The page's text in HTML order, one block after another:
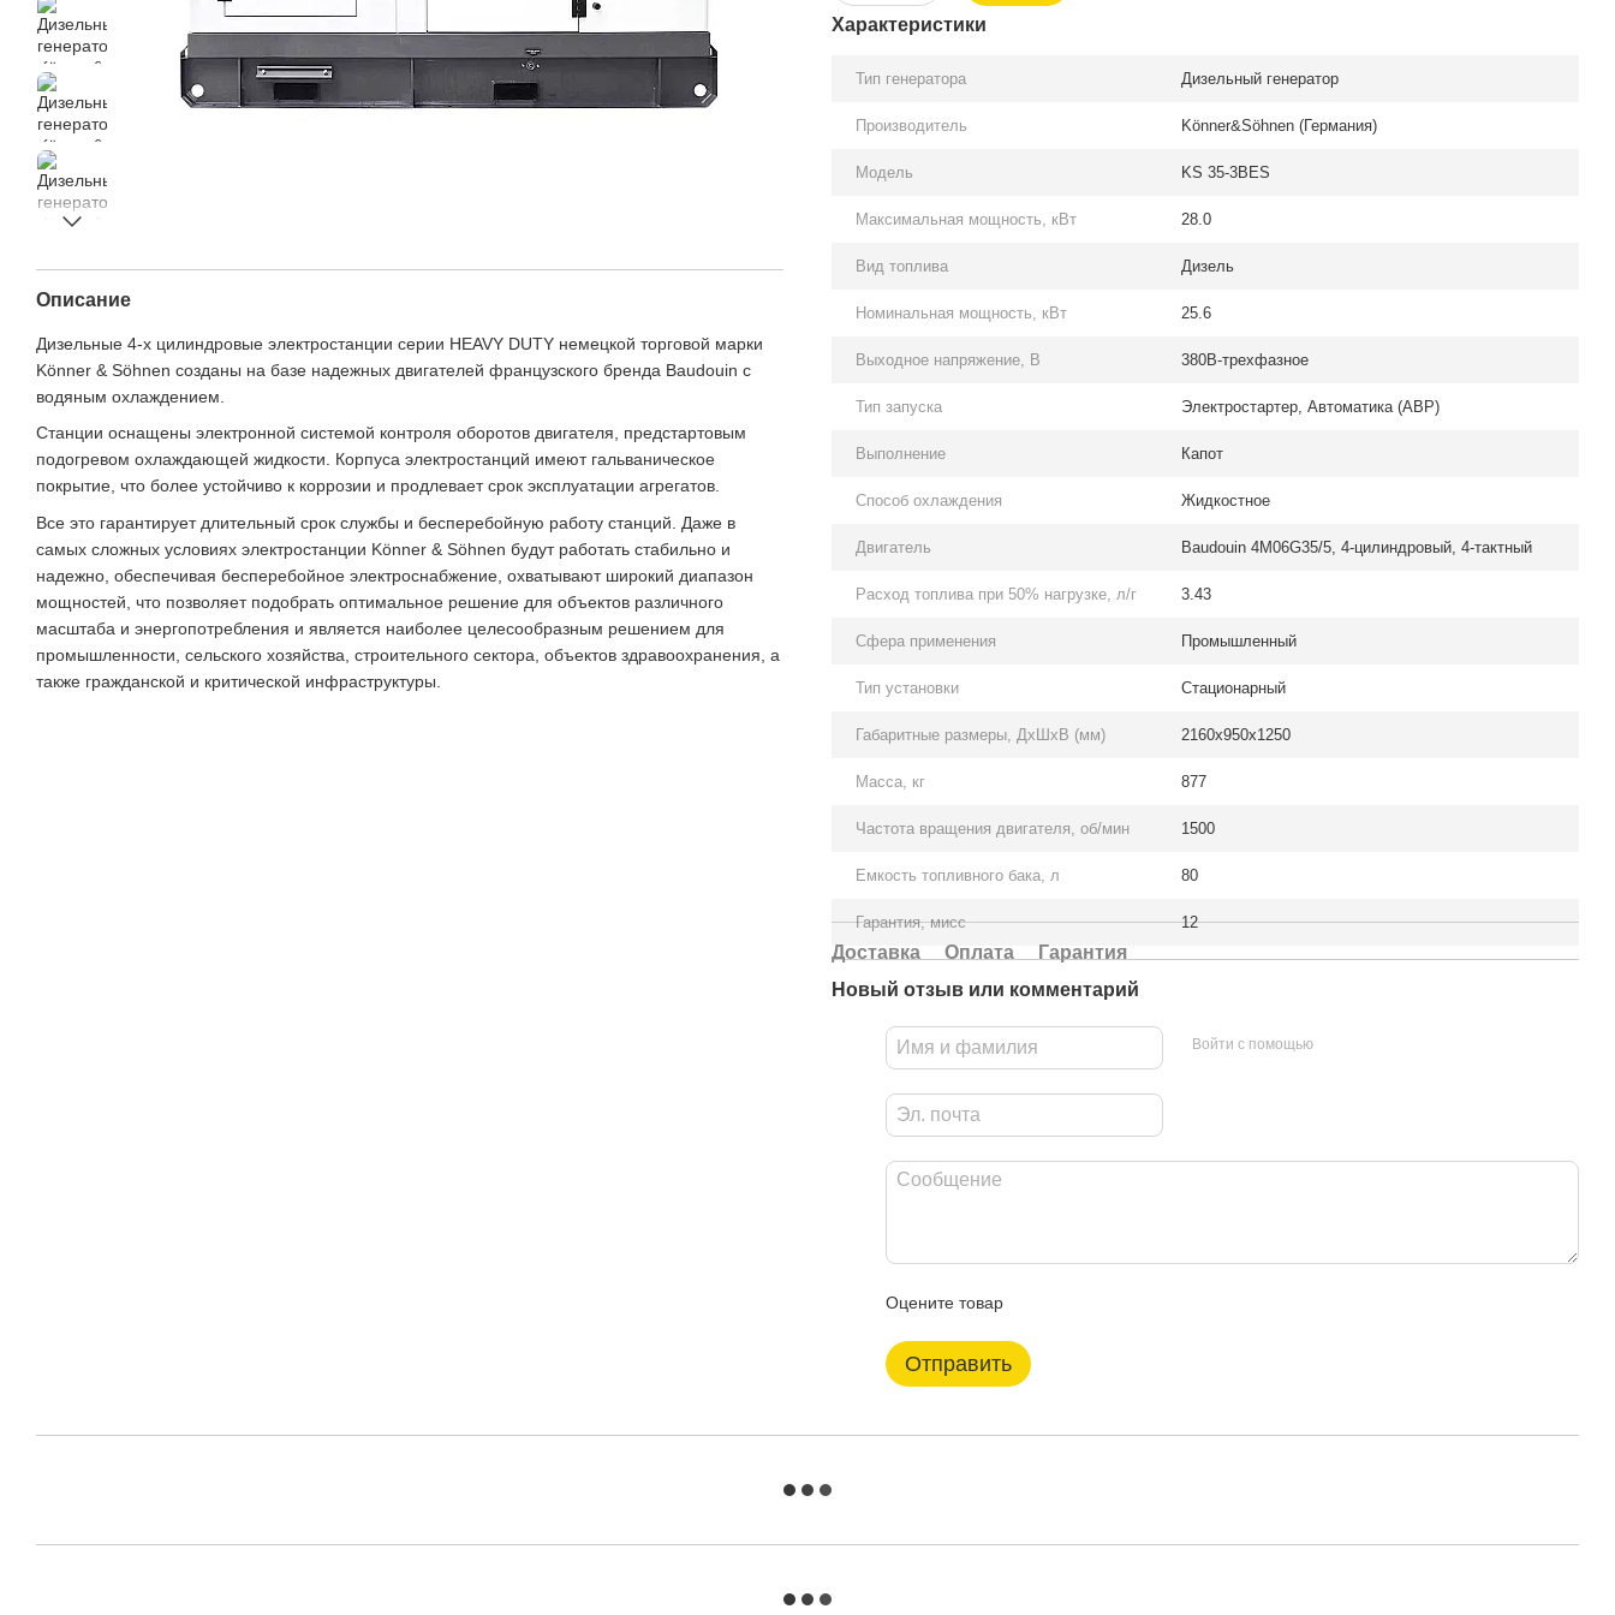
Описание
Дизельные 4-х цилиндровые электростанции серии HEAVY DUTY немецкой торговой марки
Könner & Söhnen созданы на базе надежных двигателей французского бренда Baudouin с
водяным охлаждением.
Станции оснащены электронной системой контроля оборотов двигателя, предстартовым
подогревом охлаждающей жидкости. Корпуса электростанций имеют гальваническое
покрытие, что более устойчиво к коррозии и продлевает срок эксплуатации агрегатов.
Все это гарантирует длительный срок службы и бесперебойную работу станций. Даже в
самых сложных условиях электростанции Könner & Söhnen будут работать стабильно и
надежно, обеспечивая бесперебойное электроснабжение, охватывают широкий диапазон
мощностей, что позволяет подобрать оптимальное решение для объектов различного
масштаба и энергопотребления и является наиболее целесообразным решением для
промышленности, сельского хозяйства, строительного сектора, объектов здравоохранения, а
также гражданской и критической инфраструктуры.
Характеристики
Тип генератора Дизельный генератор
Производитель Könner&Söhnen (Германия)
Модель KS 35-3BES
Максимальная мощность, кВт 28.0
Вид топлива Дизель
Номинальная мощность, кВт 25.6
Выходное напряжение, В 380В-трехфазное
Тип запуска Электростартер, Автоматика (АВР)
Выполнение Капот
Способ охлаждения Жидкостное
Двигатель Baudouin 4M06G35/5, 4-цилиндровый, 4-тактный
Расход топлива при 50% нагрузке, л/г 3.43
Сфера применения Промышленный
Тип установки Стационарный
Габаритные размеры, ДхШхВ (мм) 2160x950x1250
Масса, кг 877
Частота вращения двигателя, об/мин 1500
Емкость топливного бака, л 80
Гарантия, мисс 12
Доставка Оплата
Гарантия
Новый отзыв или комментарий
Войти с помощью
Оцените товар
Отправить